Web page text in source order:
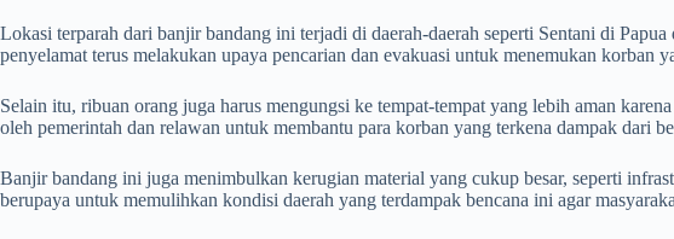
Lokasi terparah dari banjir bandang ini terjadi di daerah-daerah seperti Sentani di
penyelamat terus melakukan upaya pencarian dan evakuasi untuk menemukan korban
Selain itu, ribuan orang juga harus mengungsi ke tempat-tempat yang lebih aman
oleh pemerintah dan relawan untuk membantu para korban yang terkena dampak dari
Banjir bandang ini juga menimbulkan kerugian material yang cukup besar, seperti
berupaya untuk memulihkan kondisi daerah yang terdampak bencana ini agar